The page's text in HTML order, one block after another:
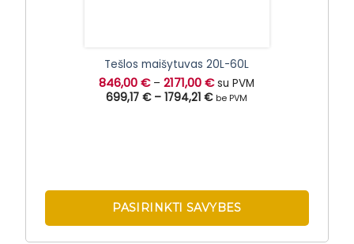
Tešlos maišytuvas 20L-60L
846,00€–2171,00€su PVM
699,17 €–1794,21 € be PVM
PASIRINKTI SAVYBES